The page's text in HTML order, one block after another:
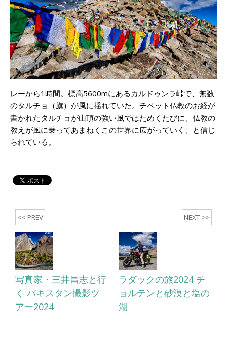
レーから1時間。標高5600mにあるカルドゥンラ峠で、無数
のタルチョ（旗）が風に揺れていた。チベット仏教のお経が
書かれたタルチョが山頂の強い風ではためくたびに、仏教の
教えが風に乗ってあまねくこの世界に広がっていく、と信じ
られている。
<< PREV
写真家・三井昌志と行
く パキスタン撮影ツ
アー2024
NEXT >>
ラダックの旅2024 チ
ョルテンと砂漠と塩の
湖